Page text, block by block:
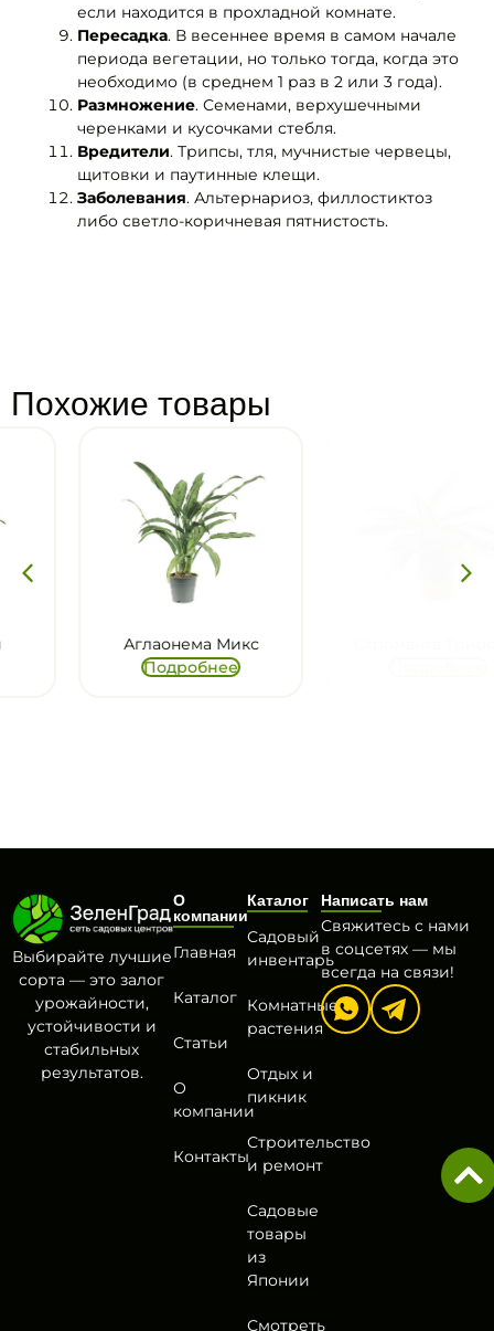
если находится в прохладной комнате.
Пересадка. В весеннее время в самом начале
периода вегетации, но только тогда, когда это
необходимо (в среднем 1 раз в 2 или 3 года).
Размножение. Семенами, верхушечными
черенками и кусочками стебля.
Вредители. Трипсы, тля, мучнистые червецы,
щитовки и паутинные клещи.
Заболевания. Альтернариоз, филлостиктоз
либо светло-коричневая пятнистость.
Похожие товары
Аглаонема Микс
Подробнее
Выбирайте лучшие
сорта — это залог
урожайности,
устойчивости и
стабильных
результатов.
О
компании
Главная
Каталог
Статьи
О
компании
Контакты
Каталог
Садовый
инвентарь
Комнатные
растения
Отдых и
пикник
Строительство
и ремонт
Садовые
товары
из
Японии
Смотреть
Написать нам
Свяжитесь с нами
в соцсетях — мы
всегда на связи!